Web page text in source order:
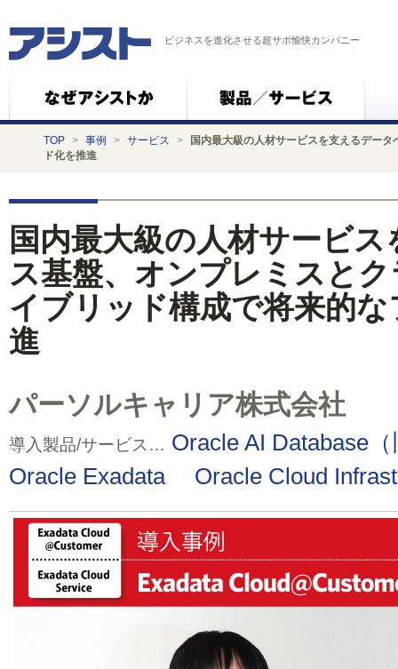
ビジネスを進化させる超サポ愉快カンパニー
TOP > 事例 > サービス >
国内最大級の人材サービスを支えるデー
ド化を推進
国内最大級の人材サービ
ス基盤、オンプレミスと
イブリッド構成で将来的
進
パーソルキャリア株式会社
導入製品/サービス… Oracle AI Database
Oracle Exadata
Oracle Cloud